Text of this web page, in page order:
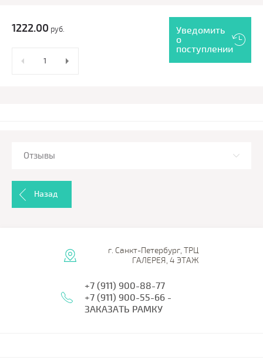
1222.00 руб.
Уведомить
о
поступлении
Отзывы
Назад
г. Санкт-Петербург, ТРЦ
ГАЛЕРЕЯ, 4 ЭТАЖ
+7 (911) 900-88-77
+7 (911) 900-55-66 -
ЗАКАЗАТЬ РАМКУ